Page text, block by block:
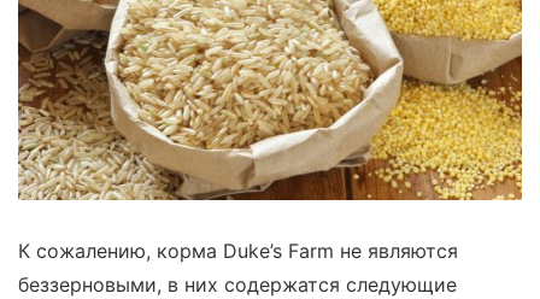
К сожалению, корма Duke’s Farm не являются
беззерновыми, в них содержатся следующие